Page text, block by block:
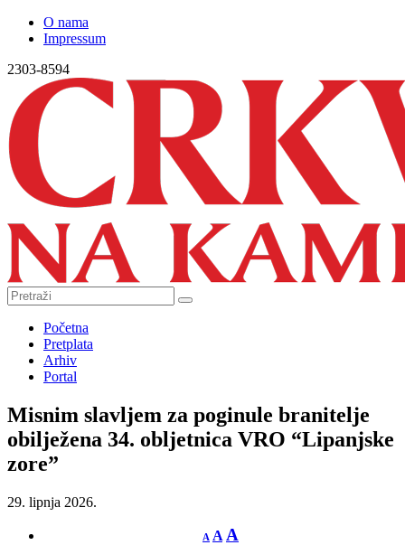
O nama
Impressum
2303-8594
Početna
Pretplata
Arhiv
Portal
Misnim slavljem za poginule branitelje
obilježena 34. obljetnica VRO “Lipanjske
zore”
29. lipnja 2026.
A A A